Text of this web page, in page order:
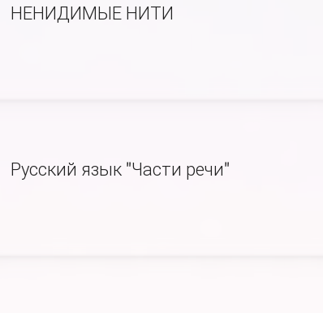
НЕНИДИМЫЕ НИТИ
Русский язык "Части речи"